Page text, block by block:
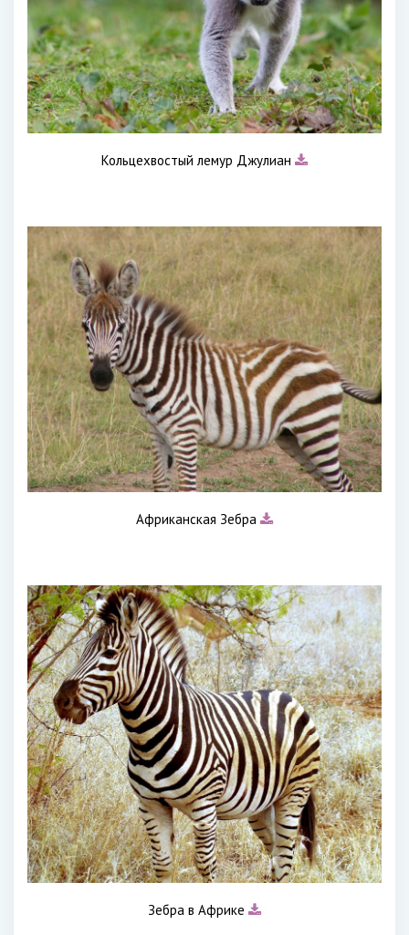
Кольцехвостый лемур Джулиан
Африканская Зебра
Зебра в Африке